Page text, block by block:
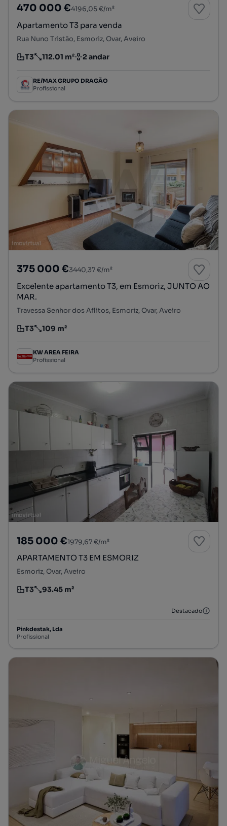
470 000 €4196,05 €/m²
Apartamento T3 para venda
Rua Nuno Tristão, Esmoriz, Ovar, Aveiro
Tipologia
T3
Preço por metro quadrado
112.01 m²
Andar 2 andar
RE/MAX GRUPO DRAGÃO
Profissional
375 000 €3440,37 €/m²
Excelente apartamento T3, em Esmoriz, JUNTO AO
MAR.
Travessa Senhor dos Aflitos, Esmoriz, Ovar, Aveiro
Tipologia
T3
Preço por metro quadrado
109 m²
KW AREA FEIRA
Profissional
185 000 €1979,67 €/m²
APARTAMENTO T3 EM ESMORIZ
Esmoriz, Ovar, Aveiro
Tipologia
T3
Preço por metro quadrado
93.45 m²
Destacado
Pinkdestak, Lda
Profissional